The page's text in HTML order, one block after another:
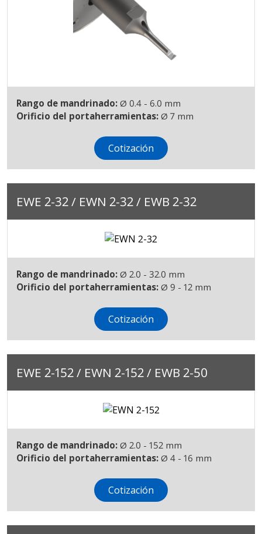
Rango de mandrinado: Ø 0.4 - 6.0 mm
Orificio del portaherramientas: Ø 7 mm
Cotización
EWE 2-32 / EWN 2-32 / EWB 2-32
Rango de mandrinado: Ø 2.0 - 32.0 mm
Orificio del portaherramientas: Ø 9 - 12 mm
Cotización
EWE 2-152 / EWN 2-152 / EWB 2-50
Rango de mandrinado: Ø 2.0 - 152 mm
Orificio del portaherramientas: Ø 4 - 16 mm
Cotización